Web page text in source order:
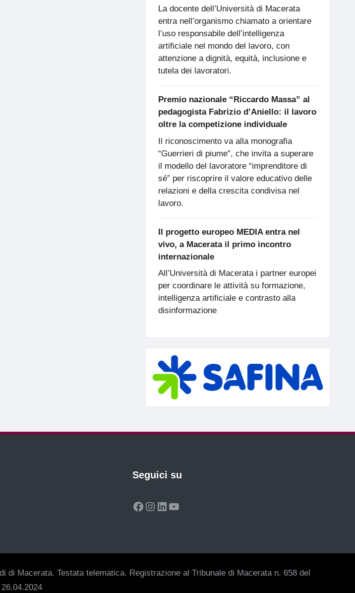
La docente dell’Università di Macerata
entra nell’organismo chiamato a orientare
l’uso responsabile dell’intelligenza
artificiale nel mondo del lavoro, con
attenzione a dignità, equità, inclusione e
tutela dei lavoratori.
Premio nazionale “Riccardo Massa” al
pedagogista Fabrizio d’Aniello: il lavoro
oltre la competizione individuale
Il riconoscimento va alla monografia
“Guerrieri di piume”, che invita a superare
il modello del lavoratore “imprenditore di
sé” per riscoprire il valore educativo delle
relazioni e della crescita condivisa nel
lavoro.
Il progetto europeo MEDIA entra nel
vivo, a Macerata il primo incontro
internazionale
All’Università di Macerata i partner europei
per coordinare le attività su formazione,
intelligenza artificiale e contrasto alla
disinformazione
Seguici su
Facebook
Instagram
LinkedIn
YouTube
Macerata. Testata telematica. Registrazione al Tribunale di Macerata n. 658 del
26.04.2024